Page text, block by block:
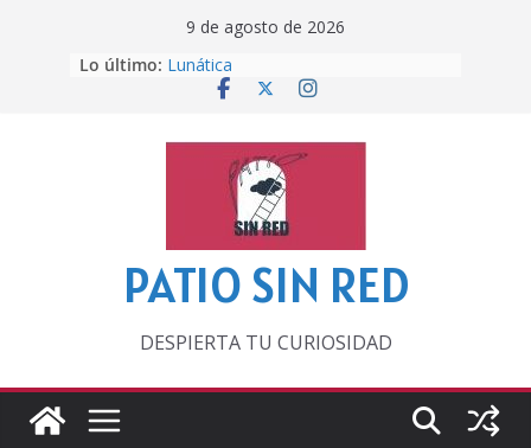
9 de agosto de 2026
Lo último: Lunática
Pero, hasta entonces…
‘La broma infinita’ de recomendar
lecturas veraniegas
Otra del Mundial
PATIO SIN RED
DESPIERTA TU CURIOSIDAD